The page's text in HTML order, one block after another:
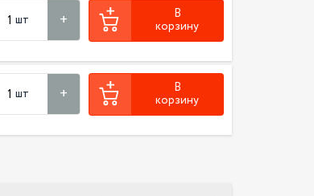
шт
В
корзину
шт
В
корзину